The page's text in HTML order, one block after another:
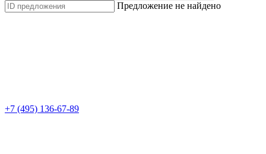
Предложение не найдено
+7 (495) 136-67-89